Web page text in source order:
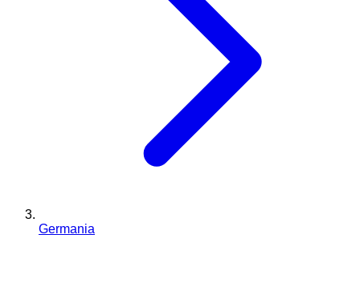
Germania